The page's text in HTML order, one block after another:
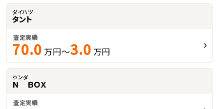
ダイハツ
タント
査定実績
70.0 万円～3.0 万円
ホンダ
Ｎ ＢＯＸ
査定実績